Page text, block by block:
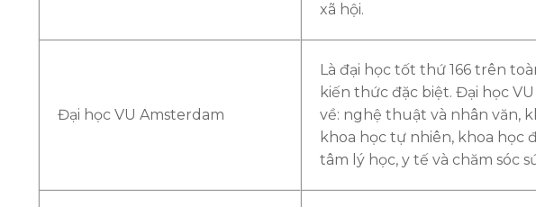
xã hội.
Đại học VU Amsterdam
Là đại học tốt thứ 166 trên
kiến thức đặc biệt. Đại học
về: nghệ thuật và nhân văn,
khoa học tự nhiên, khoa học
tâm lý học, y tế và chăm sóc